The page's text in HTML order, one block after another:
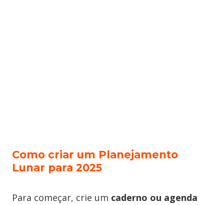
Como criar um Planejamento
Lunar para 2025
Para começar, crie um caderno ou agenda